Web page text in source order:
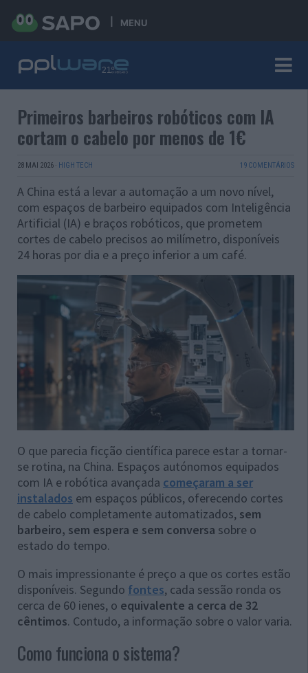
MENU
Primeiros barbeiros robóticos com IA
cortam o cabelo por menos de 1€
28 MAI 2026 · HIGH TECH 19 COMENTÁRIOS
A China está a levar a automação a um novo nível,
com espaços de barbeiro equipados com Inteligência
Artificial (IA) e braços robóticos, que prometem
cortes de cabelo precisos ao milímetro, disponíveis
24 horas por dia e a preço inferior a um café.
O que parecia ficção científica parece estar a tornar-
se rotina, na China. Espaços autónomos equipados
com IA e robótica avançada começaram a ser
instalados em espaços públicos, oferecendo cortes
de cabelo completamente automatizados, sem
barbeiro, sem espera e sem conversa sobre o
estado do tempo.
O mais impressionante é preço a que os cortes estão
disponíveis. Segundo fontes, cada sessão ronda os
cerca de 60 ienes, o equivalente a cerca de 32
cêntimos. Contudo, a informação sobre o valor varia.
Como funciona o sistema?